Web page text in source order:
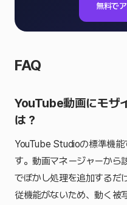
無料で
FAQ
YouTube動画にモザ
は？
YouTube Studioの標準機
す。動画マネージャーから
でぼかし処理を追加するだ
従機能がないため、動く被